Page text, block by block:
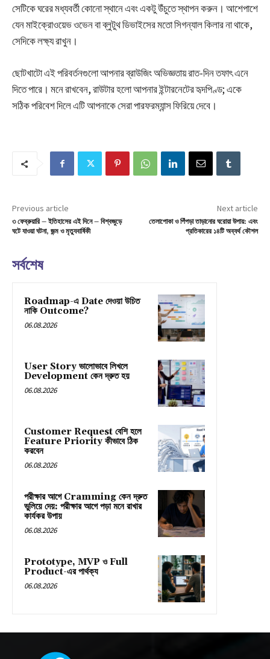
সেটিকে ঘরের মধ্যবর্তী কোনো স্থানে এবং একটু উঁচুতে স্থাপন করুন। আশেপাশে
যেন মাইক্রোওয়েভ ওভেন বা ব্লুটুথ ডিভাইসের মতো সিগন্যাল কিলার না থাকে,
সেদিকে লক্ষ্য রাখুন।
ছোটখাটো এই পরিবর্তনগুলো আপনার ব্রাউজিং অভিজ্ঞতায় রাত-দিন তফাৎ এনে
দিতে পারে। মনে রাখবেন, রাউটার হলো আপনার ইন্টারনেটের হৃদপিণ্ড; একে
সঠিক পরিবেশ দিলে এটি আপনাকে সেরা পারফরম্যান্স ফিরিয়ে দেবে।
Previous article
৩ ফেব্রুয়ারি – ইতিহাসের এই দিনে – বিশ্বজুড়ে
ঘটে যাওয়া ঘটনা, জন্ম ও মৃত্যুবার্ষিকী
Next article
তেলাপোকা ও পিঁপড়া তাড়ানোর ঘরোয়া উপায়: এবং
প্রতিকারের ১৪টি অব্যর্থ কৌশল
সর্বশেষ
Roadmap-এ Date দেওয়া উচিত
নাকি Outcome?
06.08.2026
User Story ভালোভাবে লিখলে
Development কেন দ্রুত হয়
06.08.2026
Customer Request বেশি হলে
Feature Priority কীভাবে ঠিক
করবেন
06.08.2026
পরীক্ষার আগে Cramming কেন দ্রুত
ভুলিয়ে দেয়: পরীক্ষার আগে পড়া মনে রাখার
কার্যকর উপায়
06.08.2026
Prototype, MVP ও Full
Product-এর পার্থক্য
06.08.2026